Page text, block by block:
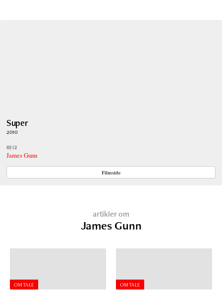
Super
2010
REGI
James Gunn
Filmside
artikler om
James Gunn
OMTALE OMTALE